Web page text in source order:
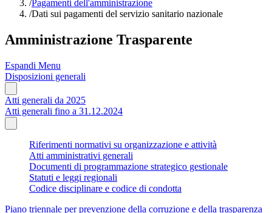
/Pagamenti dell'amministrazione
/Dati sui pagamenti del servizio sanitario nazionale
Amministrazione Trasparente
Espandi Menu
Disposizioni generali
Atti generali da 2025
Atti generali fino a 31.12.2024
Riferimenti normativi su organizzazione e attività
Atti amministrativi generali
Documenti di programmazione strategico gestionale
Statuti e leggi regionali
Codice disciplinare e codice di condotta
Piano triennale per prevenzione della corruzione e della trasparenza